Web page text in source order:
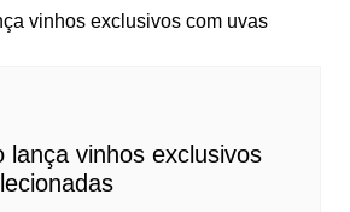
lança vinhos exclusivos